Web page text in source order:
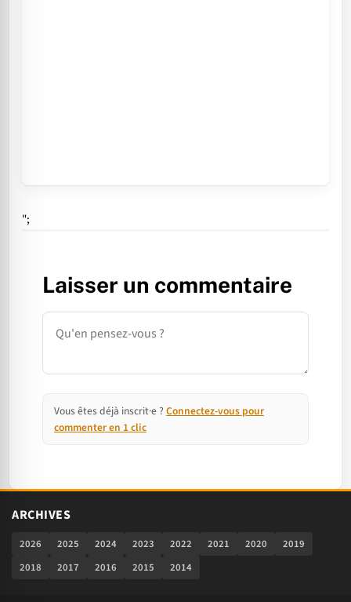
";
Laisser un commentaire
Commentaire
Vous êtes déjà inscrit·e ? Connectez-vous pour
commenter en 1 clic
ARCHIVES
2026 2025 2024 2023 2022 2021 2020
2019
2018
2017 2016 2015 2014